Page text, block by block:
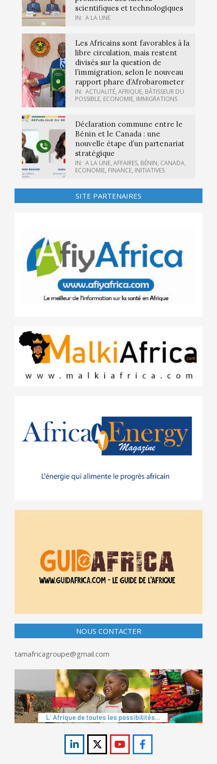
scientifiques et technologiques
IN: A LA UNE
Les Africains sont favorables à la
libre circulation, mais restent
divisés sur la question de
l’immigration, selon le nouveau
rapport phare d’Afrobarometer
IN: ACTUALITÉ, AFRIQUE, BÂTISSEUR DU
POSSIBLE, ECONOMIE, IMMIGRATIONS
Déclaration commune entre le
Bénin et le Canada : une
nouvelle étape d’un partenariat
stratégique
IN: A LA UNE, AFFAIRES, BÉNIN, CANADA,
ECONOMIE, FINANCE, INITIATIVES
SITE PARTENAIRES
NOUS CONTACTER
tamafricagroupe@gmail.com